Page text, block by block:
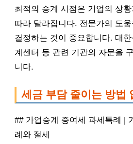
최적의 승계 시점은 기업의 상
따라 달라집니다. 전문가의 도
결정하는 것이 중요합니다. 대
계센터 등 관련 기관의 자문을
니다.
세금 부담 줄이는 방법
## 가업승계 증여세 과세특례 |
례와 절세